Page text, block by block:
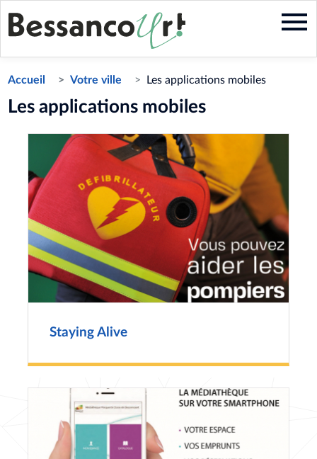
Aller
au
contenu
Accueil Votre ville Les applications mobiles
Les applications mobiles
Staying Alive